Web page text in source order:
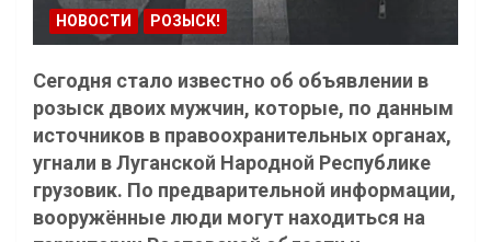
НОВОСТИ РОЗЫСК!
Сегодня стало известно об объявлении в
розыск двоих мужчин, которые, по данным
источников в правоохранительных органах,
угнали в Луганской Народной Республике
грузовик. По предварительной информации,
вооружённые люди могут находиться на